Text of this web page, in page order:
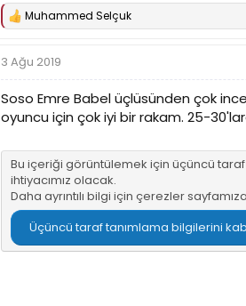
T
k
i
l
e
r
Muhammed Selçuk
3 Ağu 2019
Soso Emre Babel üçlüsünden çok
oyuncu için çok iyi bir rakam. 25-
Bu içeriği görüntülemek için üçüncü
ihtiyacımız olacak.
Daha ayrıntılı bilgi için çerezler sayfamıza
Üçüncü taraf tanımlama bilgilerini